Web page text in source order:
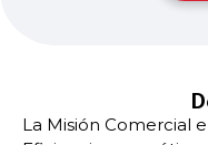
La Misión Comercial